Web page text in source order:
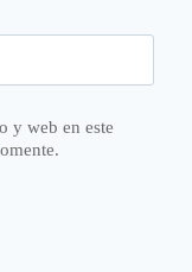
y web en este